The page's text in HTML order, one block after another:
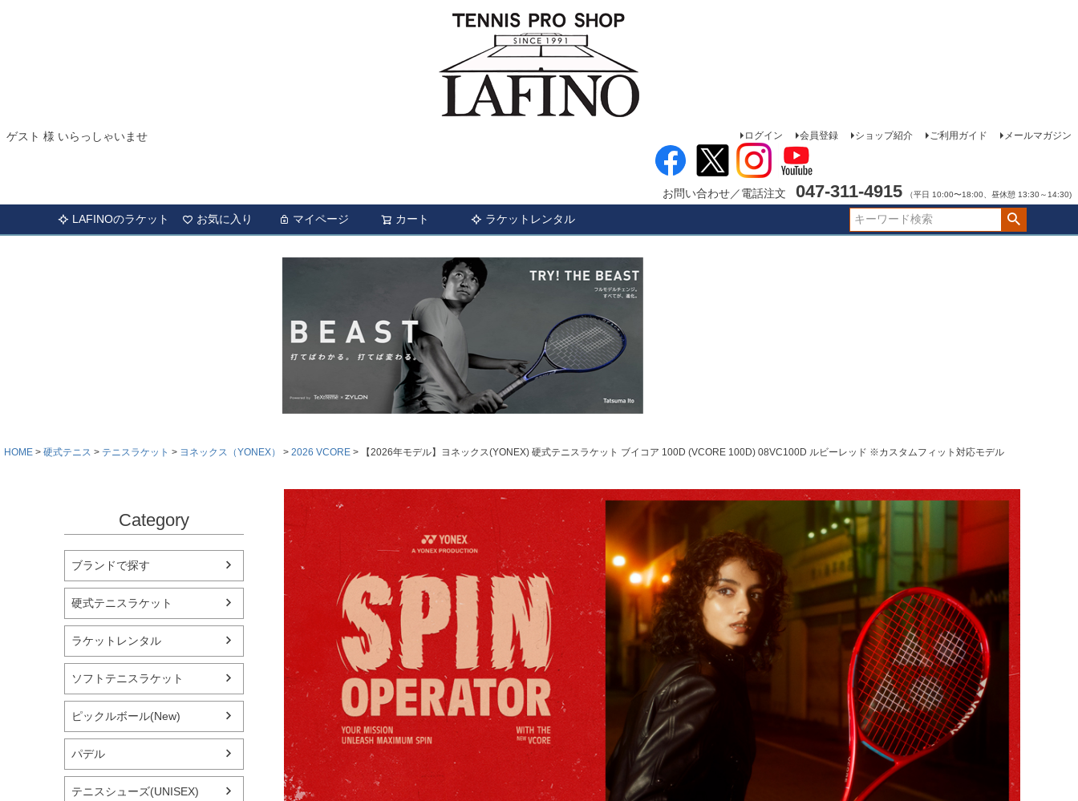
ゲスト 様 いらっしゃいませ ログイン 会員登録 ショップ紹介 ご利用ガイド メールマガジン
お問い合わせ／電話注文 047-311-4915 （平日 10:00〜18:00、昼休憩 13:30～14:30)
LAFINOのラケット お気に入り マイページ カート ラケットレンタル
HOME 硬式テニス テニスラケット ヨネックス（YONEX） 2026 VCORE 【2026年モデル】ヨネックス(YONEX) 硬式テニスラケット ブイコア 100D (VCORE 100D) 08VC100D ルビーレッド ※カスタムフィット対応モデル
Category
ブランドで探す
硬式テニスラケット
ラケットレンタル
ソフトテニスラケット
ピックルボール(New)
パデル
テニスシューズ(UNISEX)